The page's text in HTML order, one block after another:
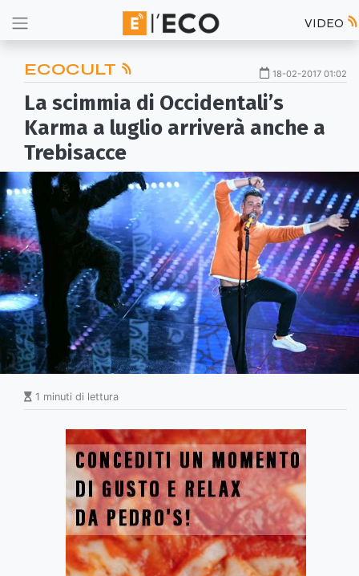
VIDEO
ECOCULT 18-02-2017 01:02
La scimmia di Occidentali’s
Karma a luglio arriverà anche a
Trebisacce
1 minuti di lettura